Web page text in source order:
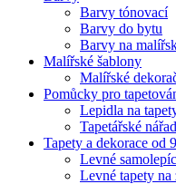
Barvy tónovací
Barvy do bytu
Barvy na
Malířské šablony
Malířské
Pomůcky pro
Lepidla na
Tapetářské
Tapety a dekorace od
Levné
Levné tapety na